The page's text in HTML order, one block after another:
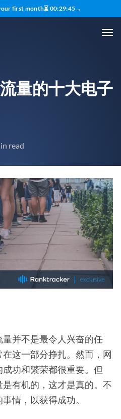
first month⏳ 00:29:43→
量的十大电子
read
并不是最令人兴奋的任
这一部分挣扎。然而，网
功和繁荣都很重要。但
有机的，这才是真的。不
情，以获得成功。